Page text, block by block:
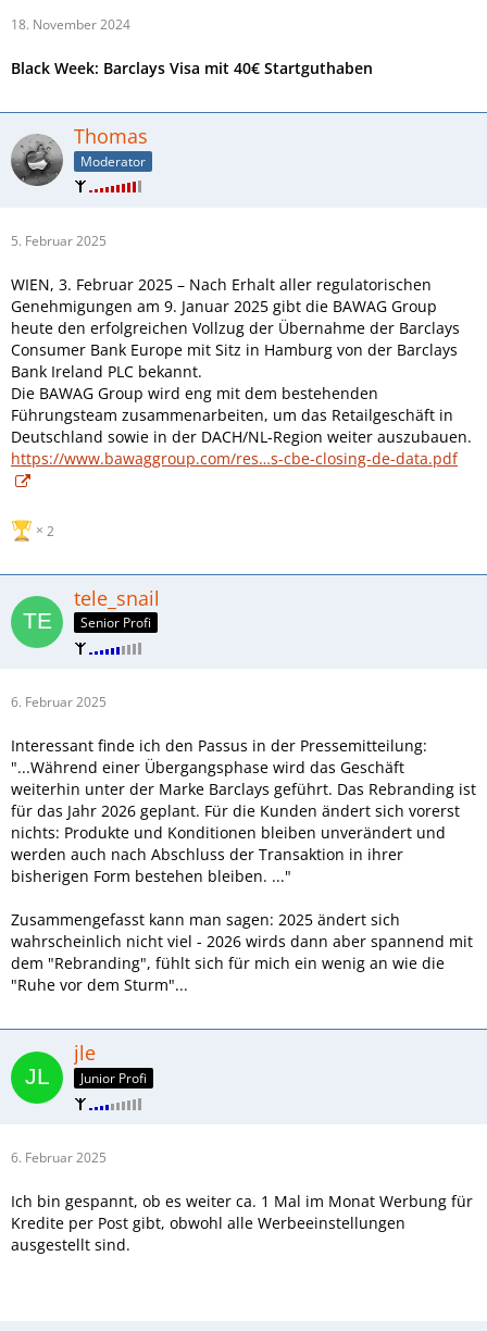
18. November 2024
Black Week: Barclays Visa mit 40€ Startguthaben
Thomas
Moderator
5. Februar 2025
WIEN, 3. Februar 2025 – Nach Erhalt aller regulatorischen
Genehmigungen am 9. Januar 2025 gibt die BAWAG Group
heute den erfolgreichen Vollzug der Übernahme der Barclays
Consumer Bank Europe mit Sitz in Hamburg von der Barclays
Bank Ireland PLC bekannt.
Die BAWAG Group wird eng mit dem bestehenden
Führungsteam zusammenarbeiten, um das Retailgeschäft in
Deutschland sowie in der DACH/NL-Region weiter auszubauen.
https://www.bawaggroup.com/res…s-cbe-closing-de-data.pdf
2
tele_snail
Senior Profi
6. Februar 2025
Interessant finde ich den Passus in der Pressemitteilung:
"...Während einer Übergangsphase wird das Geschäft
weiterhin unter der Marke Barclays geführt. Das Rebranding ist
für das Jahr 2026 geplant. Für die Kunden ändert sich vorerst
nichts: Produkte und Konditionen bleiben unverändert und
werden auch nach Abschluss der Transaktion in ihrer
bisherigen Form bestehen bleiben. ..."
Zusammengefasst kann man sagen: 2025 ändert sich
wahrscheinlich nicht viel - 2026 wirds dann aber spannend mit
dem "Rebranding", fühlt sich für mich ein wenig an wie die
"Ruhe vor dem Sturm"...
jle
Junior Profi
6. Februar 2025
Ich bin gespannt, ob es weiter ca. 1 Mal im Monat Werbung für
Kredite per Post gibt, obwohl alle Werbeeinstellungen
ausgestellt sind.